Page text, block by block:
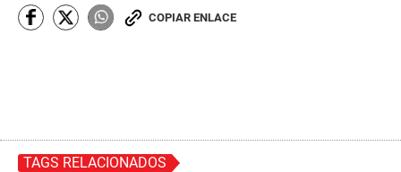
COPIAR ENLACE
TAGS RELACIONADOS